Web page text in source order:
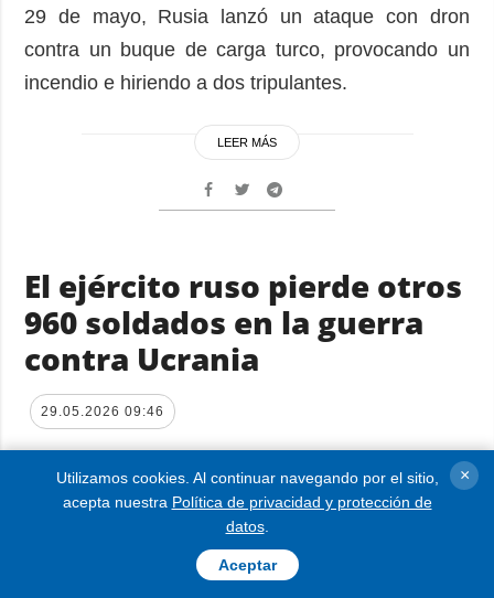
29 de mayo, Rusia lanzó un ataque con dron
contra un buque de carga turco, provocando un
incendio e hiriendo a dos tripulantes.
LEER MÁS
El ejército ruso pierde otros
960 soldados en la guerra
contra Ucrania
29.05.2026 09:46
Utilizamos cookies. Al continuar navegando por el sitio,
acepta nuestra Política de privacidad y protección de
datos.
Aceptar
×